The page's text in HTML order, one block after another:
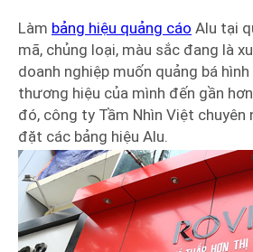
Làm bảng hiệu quảng cáo Alu tại
mã, chủng loại, màu sắc đang là
doanh nghiệp muốn quảng bá
thương hiệu của mình đến gần
đó, công ty Tầm Nhìn Việt chuyên
đặt các bảng hiệu Alu.